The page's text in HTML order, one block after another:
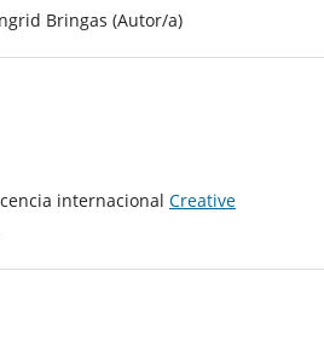
Bringas (Autor/a)
internacional Creative